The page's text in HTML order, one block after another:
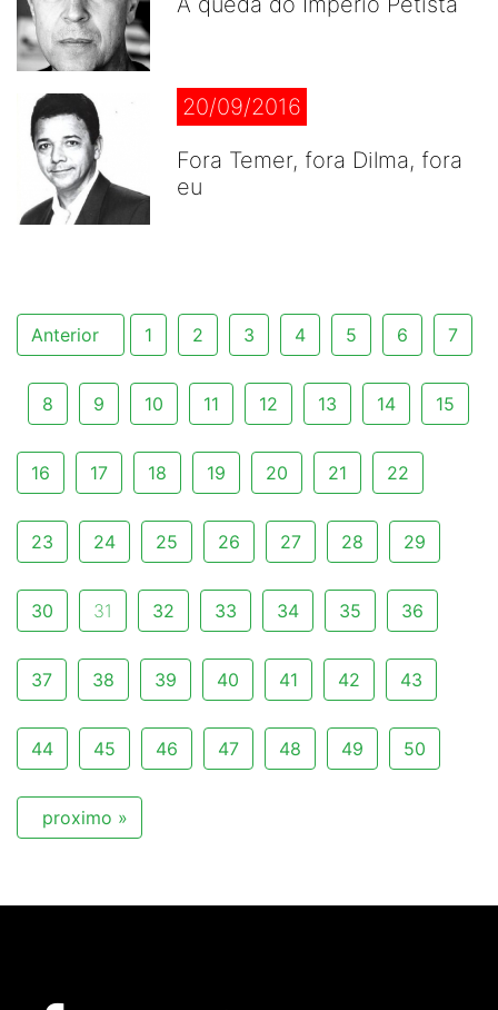
20/09/2016
Fora Temer, fora Dilma, fora
eu
Anterior 1 2 3 4 5 6 7
8 9 10 11 12 13 14 15
16 17 18 19 20 21 22
23 24 25 26 27 28 29
30 31 32 33 34 35 36
37 38 39 40 41 42 43
44 45 46 47 48 49 50
proximo »